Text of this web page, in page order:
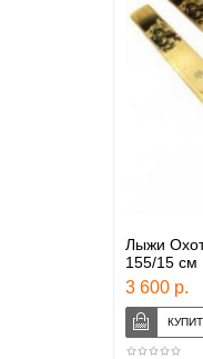
Лыжи
155/15 см
3 600 р.